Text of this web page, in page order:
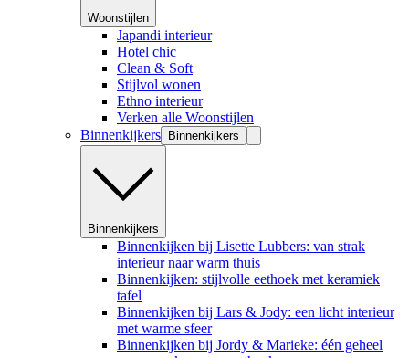
Woonstijlen
Japandi interieur
Hotel chic
Clean & Soft
Stijlvol wonen
Ethno interieur
Verken alle Woonstijlen
Binnenkijkers
Binnenkijkers
Binnenkijkers
Binnenkijken bij Lisette Lubbers: van strak
interieur naar warm thuis
Binnenkijken: stijlvolle eethoek met keramiek
tafel
Binnenkijken bij Lars & Jody: een licht interieur
met warme sfeer
Binnenkijken bij Jordy & Marieke: één geheel